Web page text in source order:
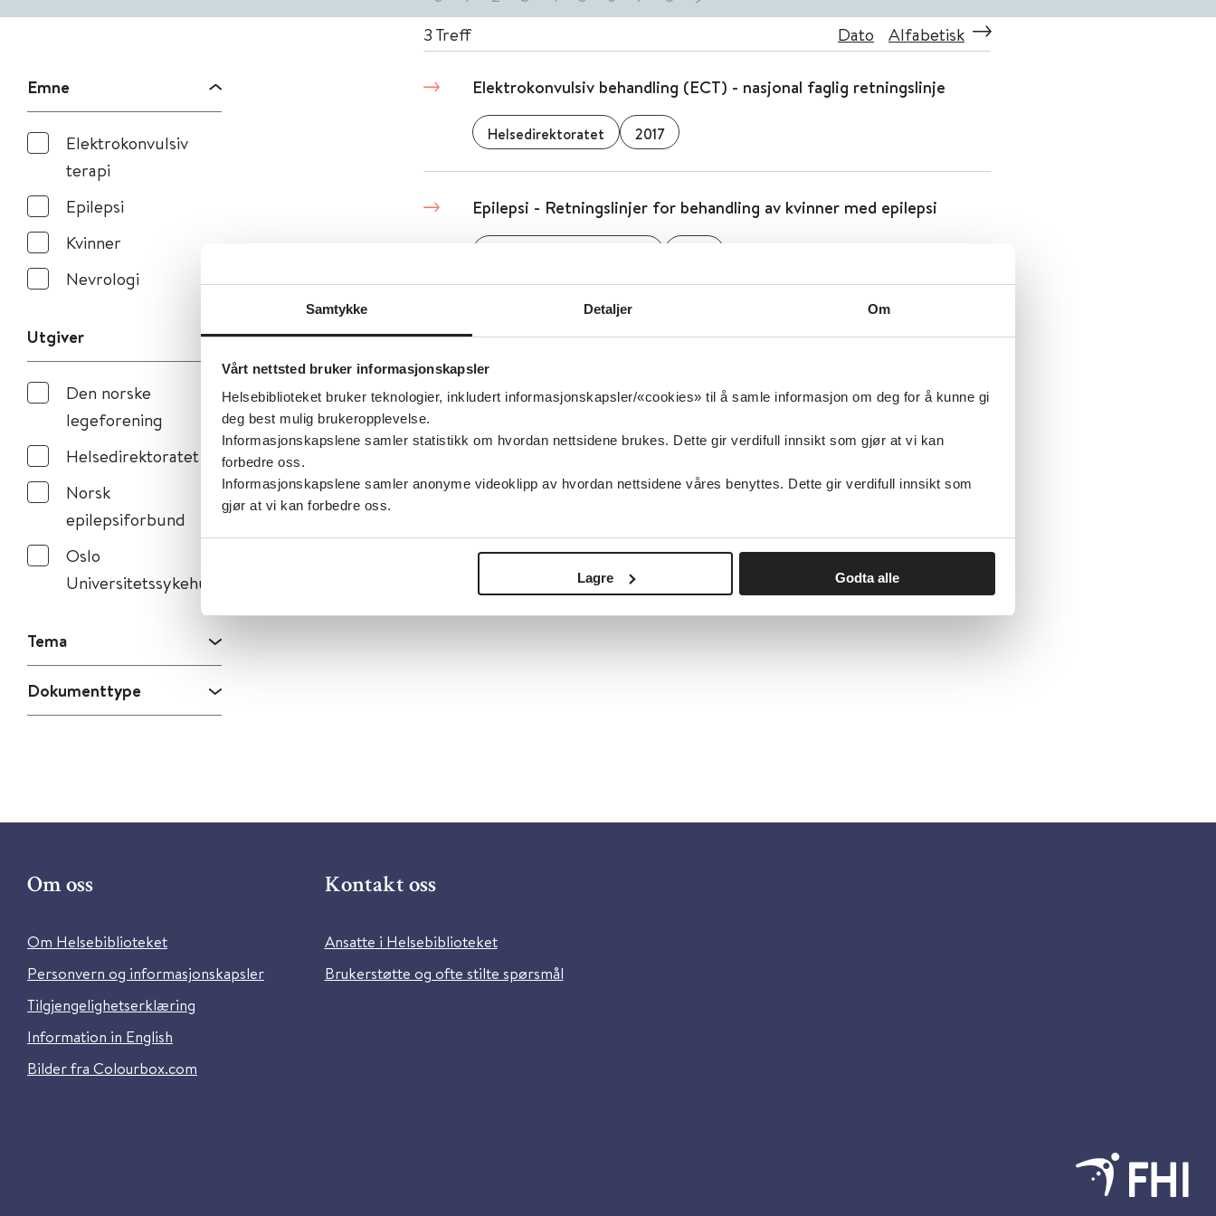
Samtykke Detaljer Om
Vårt nettsted bruker informasjonskapsler
Helsebiblioteket bruker teknologier, inkludert informasjonskapsler/«cookies» til å samle informasjon om deg for å kunne gi
deg best mulig brukeropplevelse.
Informasjonskapslene samler statistikk om hvordan nettsidene brukes. Dette gir verdifull innsikt som gjør at vi kan
forbedre oss.
Informasjonskapslene samler anonyme videoklipp av hvordan nettsidene våres benyttes. Dette gir verdifull innsikt som
gjør at vi kan forbedre oss.
Lagre Godta alle
Emne
Elektrokonvulsiv
terapi
Epilepsi
Kvinner
Nevrologi
Utgiver
Den norske
legeforening
Helsedirektoratet
Norsk
epilepsiforbund
Oslo
Universitetssykehus
Tema
Dokumenttype
3 Treff Dato Alfabetisk
Elektrokonvulsiv behandling (ECT) - nasjonal faglig retningslinje
Helsedirektoratet 2017
Epilepsi - Retningslinjer for behandling av kvinner med epilepsi
Epilepsi - Kunnskapsbasert retningslinje om epilepsi
Om oss
Om Helsebiblioteket
Personvern og informasjonskapsler
Tilgjengelighetserklæring
Information in English
Bilder fra Colourbox.com
Kontakt oss
Ansatte i Helsebiblioteket
Brukerstøtte og ofte stilte spørsmål